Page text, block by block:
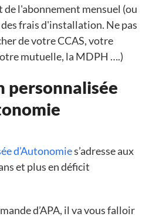
l'abonnement mensuel (ou
frais d'installation. Ne pas
de votre CCAS, votre
mutuelle, la MDPH ….)
personnalisée
d’Autonomies’adresse aux
et plus en déficit
d’APA, il va vous falloir